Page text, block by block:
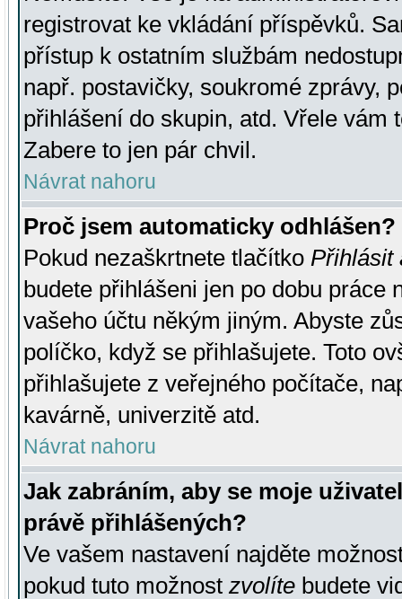
registrovat ke vkládání příspěvků.
přístup k ostatním službám
např. postavičky, soukromé zprávy,
přihlášení do skupin, atd. Vřele vám
Zabere to jen pár chvil.
Návrat nahoru
Proč jsem automaticky odhlášen?
Pokud nezaškrtnete tlačítko Přihlásit
budete přihlášeni jen po dobu práce
vašeho účtu někým jiným. Abyste
políčko, když se přihlašujete. Toto
přihlašujete z veřejného počítače,
kavárně, univerzitě atd.
Návrat nahoru
Jak zabráním, aby se moje
právě přihlášených?
Ve vašem nastavení najděte
pokud tuto možnost zvolíte budete